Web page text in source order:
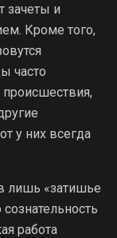
зачеты и
Кроме того,
часто
у них всегда
лишь «затишье
работа